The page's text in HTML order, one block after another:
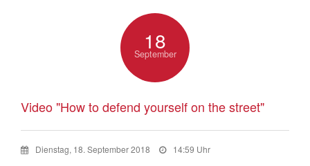
18
September
Video "How to defend yourself on the street"
Dienstag, 18. September 2018 14:59 Uhr